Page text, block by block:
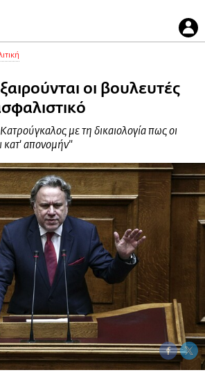
οι βουλευτές
με τη δικαιολογία πως οι
κατ' απονομήν"